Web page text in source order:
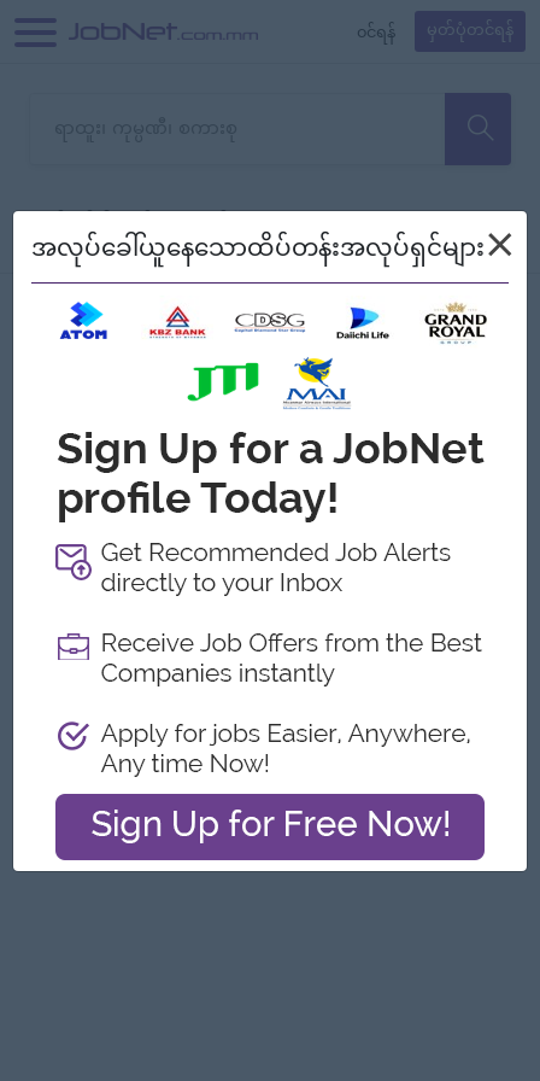
၀င်ရန် မှတ်ပုံတင်ရန်
သော အလုပ်မရှိသေးပါ။
စစ်ရန် စဉ်၍ကြည့်မည်
အလုပ်ခေါ်ယူနေသောထိပ်တန်းအလုပ်ရှင်များ×